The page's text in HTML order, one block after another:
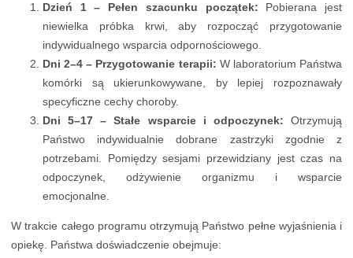
Dzień 1 – Pełen szacunku początek: Pobierana jest
niewielka próbka krwi, aby rozpocząć przygotowanie
indywidualnego wsparcia odpornościowego.
Dni 2–4 – Przygotowanie terapii: W laboratorium Państwa
komórki są ukierunkowywane, by lepiej rozpoznawały
specyficzne cechy choroby.
Dni 5–17 – Stałe wsparcie i odpoczynek: Otrzymują
Państwo indywidualnie dobrane zastrzyki zgodnie z
potrzebami. Pomiędzy sesjami przewidziany jest czas na
odpoczynek, odżywienie organizmu i wsparcie
emocjonalne.
W trakcie całego programu otrzymują Państwo pełne wyjaśnienia i
opiekę. Państwa doświadczenie obejmuje: